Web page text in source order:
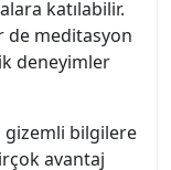
katılabilir.
de meditasyon
deneyimler
gizemli bilgilere
avantaj